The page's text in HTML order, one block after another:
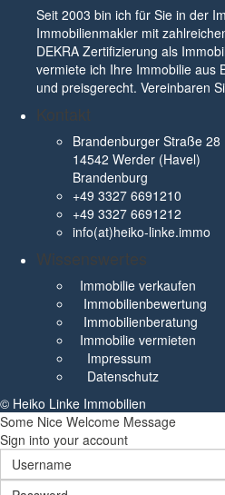
Seit 2003 bin ich für Sie in der
Immobilienmakler mit
DEKRA Zertifizierung als
vermiete ich Ihre Immobilie aus
und preisgerecht. Vereinbaren
Kontakt
Brandenburger Straße 28
14542 Werder (Havel)
Brandenburg
+49 3327 6691210
+49 3327 6691212
info(at)heiko-linke.immo
Wissenswertes
Immobilie verkaufen
Immobilienbewertung
Immobilienberatung
Immobilie vermieten
Impressum
Datenschutz
© Heiko Linke Immobilien
Some Nice Welcome Message
Sign into your account